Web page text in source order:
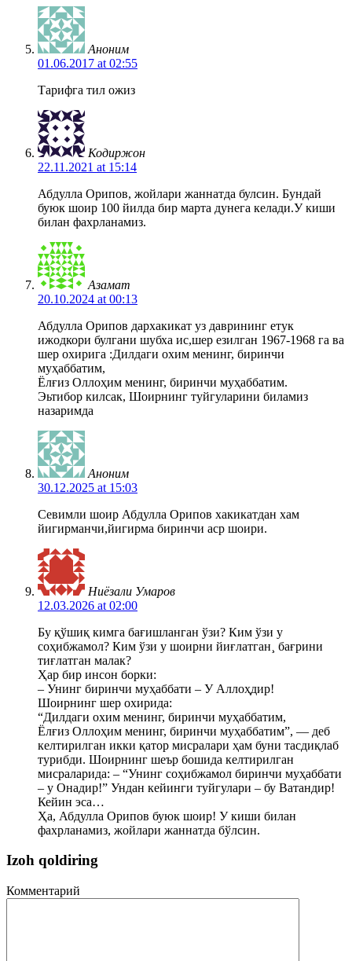
Аноним
01.06.2017 at 02:55
Тарифга тил ожиз
Кодиржон
22.11.2021 at 15:14
Абдулла Орипов, жойлари жаннатда булсин. Бундай
буюк шоир 100 йилда бир марта дунега келади.У киши
билан фахрланамиз.
Азамат
20.10.2024 at 00:13
Абдулла Орипов дархакикат уз даврининг етук
ижодкори булгани шубха ис,шер езилган 1967-1968 га ва
шер охирига :Дилдаги охим менинг, биринчи
муҳаббатим,
Ёлғиз Оллоҳим менинг, биринчи муҳаббатим.
Эьтибор килсак, Шоирнинг туйгуларини биламиз
назаримда
Аноним
30.12.2025 at 15:03
Севимли шоир Абдулла Орипов хакикатдан хам
йигирманчи,йигирма биринчи аср шоири.
Ниёзали Умаров
12.03.2026 at 02:00
Бу қўшиқ кимга бағишланган ўзи? Ким ўзи у
соҳибжамол? Ким ўзи у шоирни йиғлатган¸ бағрини
тиғлатган малак?
Ҳар бир инсон борки:
– Унинг биринчи муҳаббати – У Аллоҳдир!
Шоирнинг шер охирида:
“Дилдаги охим менинг, биринчи муҳаббатим,
Ёлғиз Оллоҳим менинг, биринчи муҳаббатим”, — деб
келтирилган икки қатор мисралари ҳам буни тасдиқлаб
турибди. Шоирнинг шеър бошида келтирилган
мисраларида: – “Унинг соҳибжамол биринчи муҳаббати
– у Онадир!” Ундан кейинги туйгулари – бу Ватандир!
Кейин эса…
Ҳа, Абдулла Орипов буюк шоир! У киши билан
фахрланамиз, жойлари жаннатда бўлсин.
Izoh qoldiring
Комментарий